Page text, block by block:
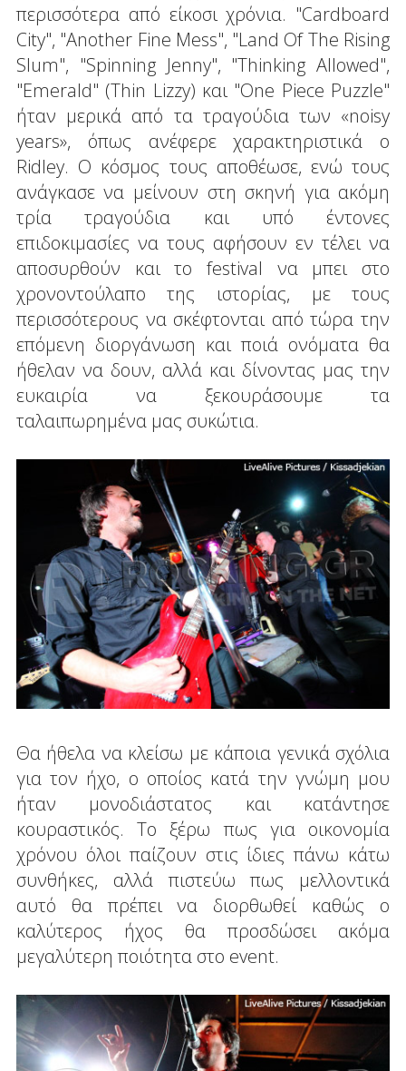
περισσότερα από είκοσι χρόνια. "Cardboard
City", "Another Fine Mess", "Land Of The Rising
Slum", "Spinning Jenny", "Thinking Allowed",
"Emerald" (Thin Lizzy) και "One Piece Puzzle"
ήταν μερικά από τα τραγούδια των «noisy
years», όπως ανέφερε χαρακτηριστικά ο
Ridley. Ο κόσμος τους αποθέωσε, ενώ τους
ανάγκασε να μείνουν στη σκηνή για ακόμη
τρία τραγούδια και υπό έντονες
επιδοκιμασίες να τους αφήσουν εν τέλει να
αποσυρθούν και το festival να μπει στο
χρονοντούλαπο της ιστορίας, με τους
περισσότερους να σκέφτονται από τώρα την
επόμενη διοργάνωση και ποιά ονόματα θα
ήθελαν να δουν, αλλά και δίνοντας μας την
ευκαιρία να ξεκουράσουμε τα
ταλαιπωρημένα μας συκώτια.
Θα ήθελα να κλείσω με κάποια γενικά σχόλια
για τον ήχο, ο οποίος κατά την γνώμη μου
ήταν μονοδιάστατος και κατάντησε
κουραστικός. Το ξέρω πως για οικονομία
χρόνου όλοι παίζουν στις ίδιες πάνω κάτω
συνθήκες, αλλά πιστεύω πως μελλοντικά
αυτό θα πρέπει να διορθωθεί καθώς ο
καλύτερος ήχος θα προσδώσει ακόμα
μεγαλύτερη ποιότητα στο event.